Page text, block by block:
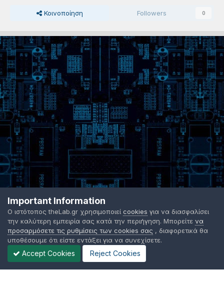
Κοινοποίηση Followers 0
Important Information
Ο ιστότοπος theLab.gr χρησιμοποιεί cookies για να διασφαλίσει
την καλύτερη εμπειρία σας κατά την περιήγηση. Μπορείτε να
προσαρμόσετε τις ρυθμίσεις των cookies σας , διαφορετικά θα
υποθέσουμε ότι είστε εντάξει για να συνεχίσετε.
Accept Cookies Reject Cookies